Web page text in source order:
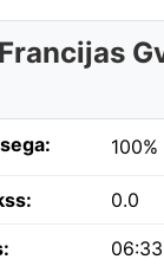
100%
0.0